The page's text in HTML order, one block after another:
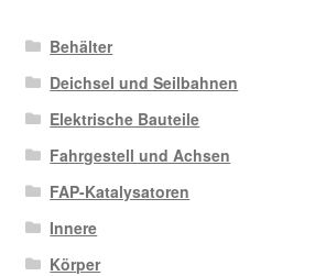
Behälter
Deichsel und Seilbahnen
Elektrische Bauteile
Fahrgestell und Achsen
FAP-Katalysatoren
Innere
Körper